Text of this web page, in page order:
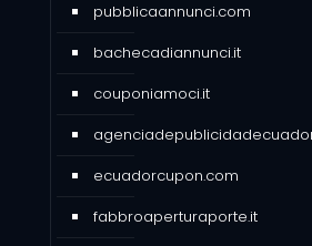
pubblicaannunci.com
bachecadiannunci.it
couponiamoci.it
ecuadorcupon.com
fabbroaperturaporte.it